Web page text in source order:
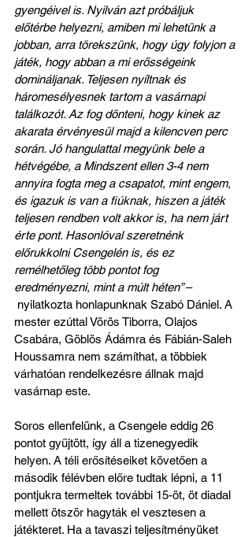
gyengéivel is. Nyilván azt próbáljuk
előtérbe helyezni, amiben mi lehetünk a
jobban, arra törekszünk, hogy úgy folyjon a
játék, hogy abban a mi erősségeink
domináljanak. Teljesen nyíltnak és
háromesélyesnek tartom a vasárnapi
találkozót. Az fog dönteni, hogy kinek az
akarata érvényesül majd a kilencven perc
során. Jó hangulattal megyünk bele a
hétvégébe, a Mindszent ellen 3-4 nem
annyira fogta meg a csapatot, mint engem,
és igazuk is van a fiúknak, hiszen a játék
teljesen rendben volt akkor is, ha nem járt
érte pont. Hasonlóval szeretnénk
előrukkolni Csengelén is, és ez
remélhetőleg több pontot fog
eredményezni, mint a múlt héten” –
nyilatkozta honlapunknak Szabó Dániel. A
mester ezúttal Vörös Tiborra, Olajos
Csabára, Göblös Ádámra és Fábián-Saleh
Houssamra nem számíthat, a többiek
várhatóan rendelkezésre állnak majd
vasárnap este.
Soros ellenfelünk, a Csengele eddig 26
pontot gyűjtött, így áll a tizenegyedik
helyen. A téli erősítéseiket követően a
második félévben előre tudtak lépni, a 11
pontjukra termeltek további 15-öt, öt diadal
mellett ötször hagyták el vesztesen a
játékteret. Ha a tavaszi teljesítményüket